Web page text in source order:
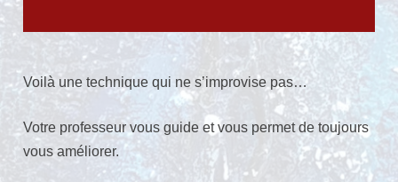
Voilà une technique qui ne s’improvise pas…
Votre professeur vous guide et vous permet de toujours
vous améliorer.